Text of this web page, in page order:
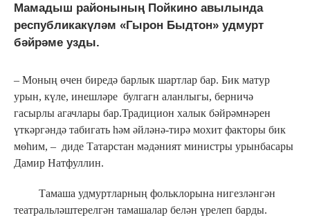
Мамадыш районының Пойкино авылында
республикакүләм «Гырон Быдтон» удмурт
бәйрәме узды.
– Моның өчен биредә барлык шартлар бар. Бик матур
урын, күле, инешләре булгагн аланлыгы, берничә
гасырлы агачлары бар.Традицион халык бәйрәмнәрен
үткәргәндә табигать һәм әйләнә-тирә мохит факторы бик
мөһим, – диде Татарстан мәдәният министры урынбасары
Дамир Натфуллин.
Тамаша удмуртларның фольклорына нигезләнгән
театральләштерелгән тамашалар белән үрелеп барды.